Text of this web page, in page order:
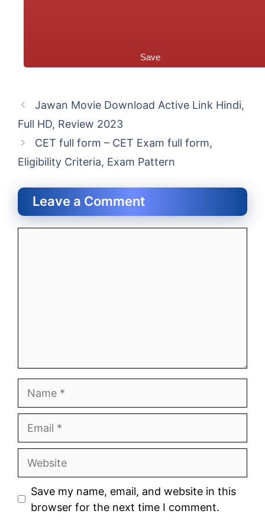
Save
Jawan Movie Download Active Link Hindi,
Full HD, Review 2023
CET full form – CET Exam full form,
Eligibility Criteria, Exam Pattern
Leave a Comment
Website
Save my name, email, and website in this
browser for the next time I comment.